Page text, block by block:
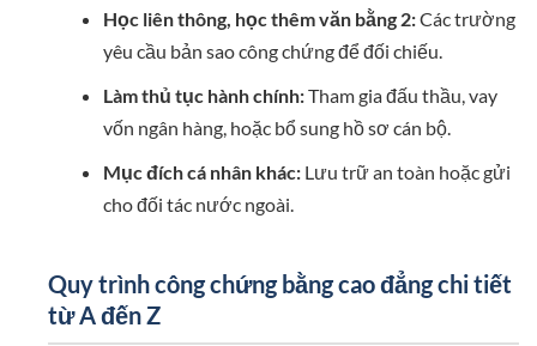
Học liên thông, học thêm văn bằng 2:Các trường
yêu cầu bản sao công chứng để đối chiếu.
Làm thủ tục hành chính:Tham gia đấu thầu, vay
vốn ngân hàng, hoặc bổ sung hồ sơ cán bộ.
Mục đích cá nhân khác:Lưu trữ an toàn hoặc gửi
cho đối tác nước ngoài.
Quy trình công chứng bằng cao đẳng chi tiết
từ A đến Z